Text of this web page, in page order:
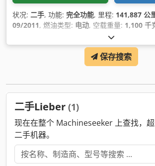
状况: 二手, 功能: 完全功能, 里程: 141,887 公
09/2011, 燃油类型: 电动, 空载重量: 1,100 千
48,000 千克, 轮胎尺寸:
状况:80 百分比, 车轴配置:8x6, 轴距:
, 下次检验 (TÜV):03/2026
, 市区油耗:60 升/100公里
动, 颜色:黄色, 驾驶室:日间驾驶室, 齿轮类型:
275,000 毫米, 总高度:
12,000 千克, 允许轴载（第2轴）: 12,000 千克
轴）: 12,000 千克 2011, 运转小时:
EBS（电子制动系统）, USB端口, 动力转向,
完整保养记录, 导航系统, 烟尘过滤器, 牵引力
空调, 起重机, 车载电脑, 车辆注册, 轮胎压力
保存搜索
二手Lieber (1)
现在在整个 Machineseeker 上查找，
二手机器。